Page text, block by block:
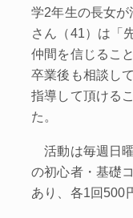
学2年生の長女
さん（41）は「
仲間を信じるこ
卒業後も相談し
指導して頂ける
た。
活動は毎週日
の初心者・基礎
あり、各1回500